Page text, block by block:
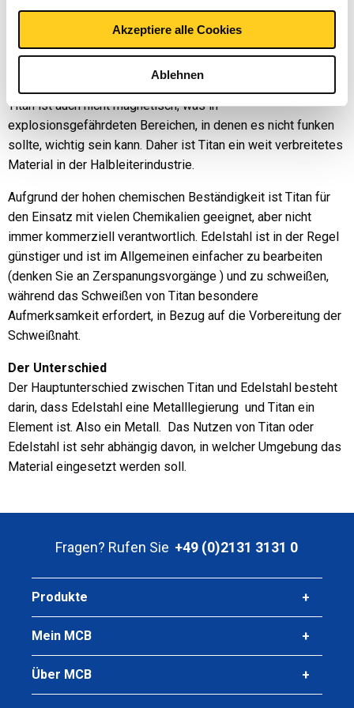
Akzeptiere alle Cookies
Ablehnen
Korrosionsbeständigkeit, aber auch gegen verschiedene
chemische Substanzen wie Salpetersäure, Lauge,
Essigsäure, Formaldehyd und Schwefelsäure bis zu einer
Konzentration von max. 20% bei Raumtemperatur.
Titan ist auch nicht magnetisch, was in
explosionsgefährdeten Bereichen, in denen es nicht funken
sollte, wichtig sein kann. Daher ist Titan ein weit verbreitetes
Material in der Halbleiterindustrie.
Aufgrund der hohen chemischen Beständigkeit ist Titan für
den Einsatz mit vielen Chemikalien geeignet, aber nicht
immer kommerziell verantwortlich. Edelstahl ist in der Regel
günstiger und ist im Allgemeinen einfacher zu bearbeiten
(denken Sie an Zerspanungsvorgänge ) und zu schweißen,
während das Schweißen von Titan besondere
Aufmerksamkeit erfordert, in Bezug auf die Vorbereitung der
Schweißnaht.
Der Unterschied
Der Hauptunterschied zwischen Titan und Edelstahl besteht
darin, dass Edelstahl eine Metalllegierung und Titan ein
Element ist. Also ein Metall. Das Nutzen von Titan oder
Edelstahl ist sehr abhängig davon, in welcher Umgebung das
Material eingesetzt werden soll.
Fragen? Rufen Sie +49 (0)2131 3131 0
Produkte
Mein MCB
Über MCB